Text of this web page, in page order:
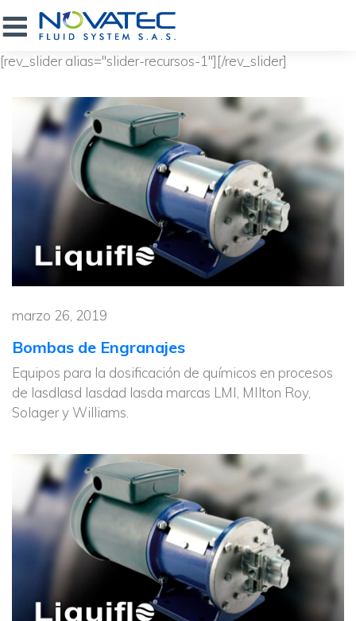
[rev_slider alias="slider-recursos-1"][/rev_slider]
marzo 26, 2019
Bombas de Engranajes
Equipos para la dosificación de químicos en procesos
de lasdlasd lasdad lasda marcas LMI, MIlton Roy,
Solager y Williams.